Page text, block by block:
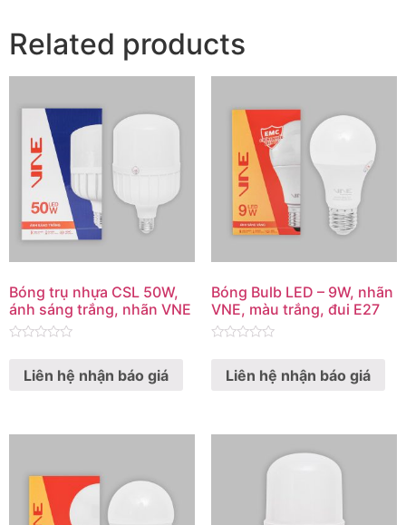
Related products
Bóng trụ nhựa CSL 50W,
ánh sáng trắng, nhãn VNE
outLiên hệ nhận báo giá
Bóng Bulb LED – 9W, nhãn
VNE, màu trắng, đui E27
outLiên hệ nhận báo giá